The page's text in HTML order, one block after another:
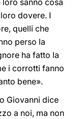
loro sanno cosa
dovere. I
quelli che
perso la
ha fatto la
i corrotti fanno
bene».
Giovanni dice
a noi, ma non